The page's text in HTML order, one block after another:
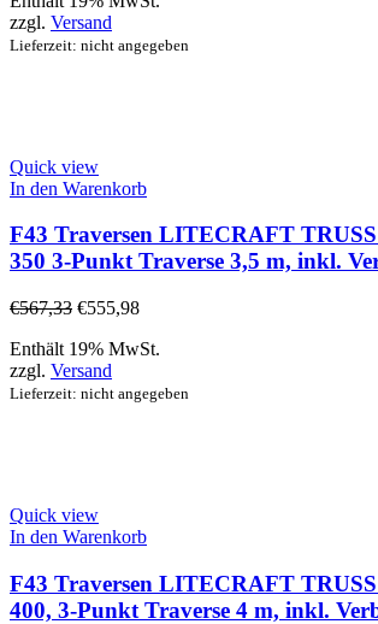
zzgl. Versand
Lieferzeit: nicht angegeben
Quick view
In den Warenkorb
F43 Traversen LITECRAFT
350 3-Punkt Traverse 3,5 m, inkl.
€567,33 €555,98
Enthält 19% MwSt.
zzgl. Versand
Lieferzeit: nicht angegeben
Quick view
In den Warenkorb
F43 Traversen LITECRAFT
400, 3-Punkt Traverse 4 m, inkl.